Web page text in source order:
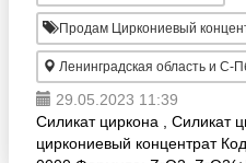
Продам Циркониевый
Ленинградская область и С-Пб,
29.05.2023 11:39
Силикат циркона , Силикат
циркониевый концентрат